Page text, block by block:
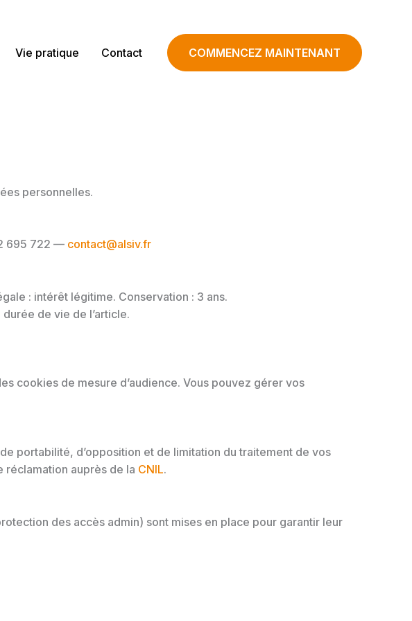
Vie pratique Contact COMMENCEZ MAINTENANT
personnelles.
695 722 — contact@alsiv.fr
: intérêt légitime. Conservation : 3 ans.
de vie de l’article.
cookies de mesure d’audience. Vous pouvez gérer vos
portabilité, d’opposition et de limitation du traitement de vos
réclamation auprès de la CNIL.
des accès admin) sont mises en place pour garantir leur